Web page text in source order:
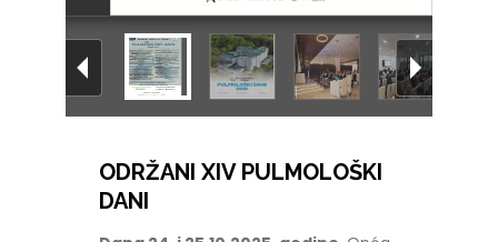
ODRŽANI XIV PULMOLOŠKI
DANI